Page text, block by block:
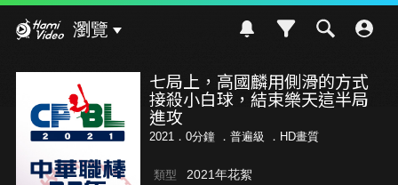
瀏覽
七局上，高國麟用側滑的方式
接殺小白球，結束樂天這半局
進攻
2021．0分鐘 ． 普遍級 ．HD畫質
類型 2021年花絮